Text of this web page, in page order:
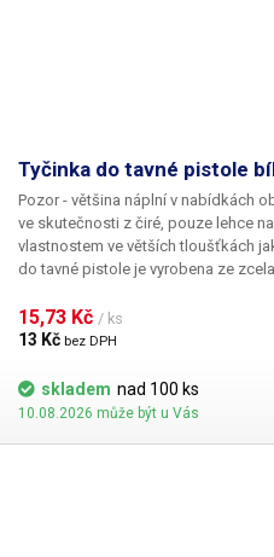
Tyčinka do tavné pistole
Pozor - většina náplní v nabídkách
ve skutečnosti z čiré, pouze lehce
vlastnostem ve větších tloušťkách
do tavné pistole je vyrobena ze
15,73 Kč / ks
13 Kč bez DPH
skladem nad 100 ks
10.08.2026 může být u Vás